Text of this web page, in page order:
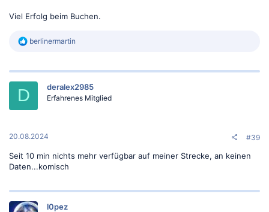
Viel Erfolg beim Buchen.
R
k
o
:
berlinermartin
D deralex2985
Erfahrenes Mitglied
20.08.2024 #39
Seit 10 min nichts mehr verfügbar auf meiner Strecke, an keinen
Daten...komisch
l0pez